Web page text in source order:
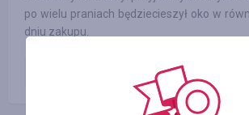
po wielu praniach będziecieszył oko w
dniu zakupu.
Płatne zamówienie